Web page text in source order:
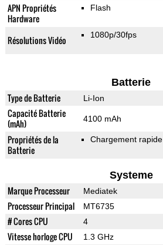
APN Propriétés
Hardware
Flash
Résolutions Vidéo 1080p/30fps
Batterie
Type de Batterie Li-Ion
Capacité Batterie
(mAh)
4100 mAh
Propriétés de la
Batterie
Chargement rapide
Systeme
Marque Processeur Mediatek
Processeur Principal MT6735
# Cores CPU 4
Vitesse horloge CPU 1.3 GHz